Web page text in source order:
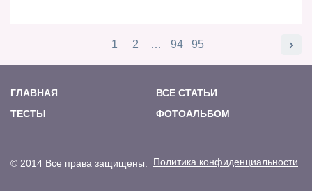
1 2 … 94 95
ГЛАВНАЯ
ВСЕ СТАТЬИ
ТЕСТЫ
ФОТОАЛЬБОМ
© 2014 Все права защищены. Политика конфиденциальности